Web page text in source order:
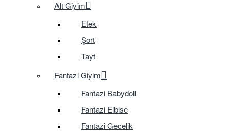
Alt Giyim
Etek
Şort
Tayt
Fantazi Giyim
Fantazi Babydoll
Fantazi Elbise
Fantazi Gecelik